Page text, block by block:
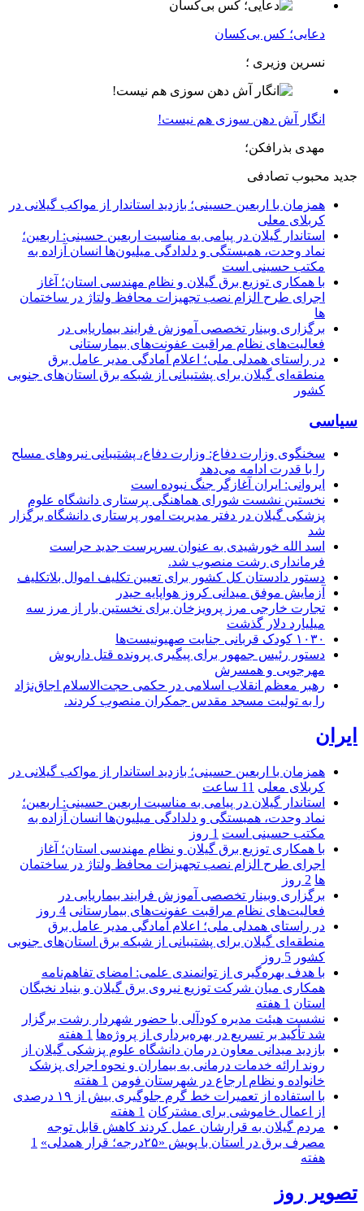
دعایی؛ کس بی‌کسان
نسرین وزیری ؛
انگار آش دهن سوزی هم نیست!
مهدی بذرافکن؛
جدید محبوب تصادفی
همزمان با اربعین حسینی؛ بازدید استاندار از مواکب گیلانی در
کربلای معلی
استاندار گیلان در پیامی به مناسبت اربعین حسینی: اربعین؛
نماد وحدت، همبستگی و دلدادگی میلیون‌ها انسان آزاده به
مکتب حسینی است
با همکاری توزیع برق گیلان و نظام مهندسی استان؛ آغاز
اجرای طرح الزام نصب تجهیزات محافظ ولتاژ در ساختمان
ها
برگزاری وبینار تخصصی آموزش فرایند بیماریابی در
فعالیت‌های نظام مراقبت عفونت‌های بیمارستانی
در راستای همدلی ملی؛ اعلام آمادگی مدیر عامل برق
منطقه‌ای گیلان برای پشتیبانی از شبكه برق استان‌های جنوبی
كشور
سیاسی
سخنگوی وزارت دفاع: وزارت دفاع، پشتیبانی نیرو‌های مسلح
را با قدرت ادامه می‌دهد
ایروانی: ایران آغازگر جنگ نبوده است
نخستین نشست شورای هماهنگی پرستاری دانشگاه علوم
پزشکی گیلان در دفتر مدیریت امور پرستاری دانشگاه برگزار
شد
اسد الله خورشیدی به عنوان سرپرست جدید حراست
فرمانداری رشت منصوب شد.
دستور دادستان کل کشور برای تعیین تکلیف اموال بلاتکلیف
آزمایش موفق میدانی کروز هواپایه حیدر
تجارت خارجی مرز پرویزخان برای نخستین بار از مرز سه
میلیارد دلار گذشت
۱۰۳۰ کودک قربانی جنایت صهیونیست‌ها
دستور رئیس جمهور برای پیگیری پرونده قتل داریوش
مهرجویی و همسرش
رهبر معظم انقلاب اسلامی در حکمی حجت‌الاسلام اجاق‌نژاد
را به تولیت مسجد مقدس جمکران منصوب کردند.
ایران
همزمان با اربعین حسینی؛ بازدید استاندار از مواکب گیلانی در
کربلای معلی 11 ساعت
استاندار گیلان در پیامی به مناسبت اربعین حسینی: اربعین؛
نماد وحدت، همبستگی و دلدادگی میلیون‌ها انسان آزاده به
مکتب حسینی است 1 روز
با همکاری توزیع برق گیلان و نظام مهندسی استان؛ آغاز
اجرای طرح الزام نصب تجهیزات محافظ ولتاژ در ساختمان
ها 2 روز
برگزاری وبینار تخصصی آموزش فرایند بیماریابی در
فعالیت‌های نظام مراقبت عفونت‌های بیمارستانی 4 روز
در راستای همدلی ملی؛ اعلام آمادگی مدیر عامل برق
منطقه‌ای گیلان برای پشتیبانی از شبكه برق استان‌های جنوبی
كشور 5 روز
با هدف بهره‌گیری از توانمندی علمی: امضای تفاهم‌نامه
همكاری میان شركت توزیع نیروی برق گیلان و بنیاد نخبگان
استان 1 هفته
نشست هیئت مدیره کودآلی با حضور شهردار رشت برگزار
شد تأکید بر تسریع در بهره‌برداری از پروژه‌ها 1 هفته
بازدید میدانی معاون درمان دانشگاه علوم پزشکی گیلان از
روند ارائه خدمات درمانی به بیماران و نحوه اجرای پزشک
خانواده و نظام ارجاع در شهرستان فومن 1 هفته
با استفاده از تعمیرات خط گرم جلوگیری بیش از ۱۹ درصدی
از اعمال خاموشی برای مشتركان 1 هفته
مردم گیلان به قرارشان عمل کردند كاهش قابل توجه
مصرف برق در استان با پویش «۲۵درجه؛ قرار همدلی»
1
هفته
تصویر روز